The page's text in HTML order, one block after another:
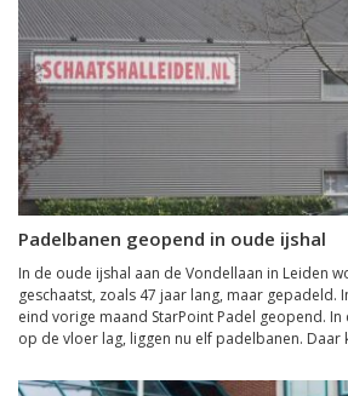
Padelbanen geopend in oude ijshal
In de oude ijshal aan de Vondellaan in Leiden
geschaatst, zoals 47 jaar lang, maar gepadeld.
eind vorige maand StarPoint Padel geopend.
op de vloer lag, liggen nu elf padelbanen. Daar